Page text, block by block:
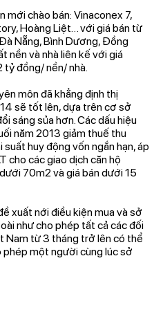
mới chào bán: Vinaconex 7,
Hoàng Liệt… với giá bán từ
Nẵng, Bình Dương, Đồng
nền và nhà liên kế với giá
đồng/ nền/ nhà.
môn đã khẳng định thị
sẽ tốt lên, dựa trên cơ sở
sáng sủa hơn. Các dấu hiệu
năm 2013 giảm thuế thu
suất huy động vốn ngắn hạn, áp
cho các giao dịch căn hộ
70m2 và giá bán dưới 15
xuất nới điều kiện mua và sở
như cho phép tất cả các đối
Nam từ 3 tháng trở lên có thể
phép một người cùng lúc sở